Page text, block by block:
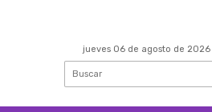
jueves 06 de agosto de 2026